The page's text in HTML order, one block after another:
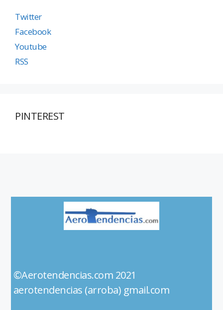
Twitter
Facebook
Youtube
RSS
PINTEREST
©Aerotendencias.com 2021
aerotendencias (arroba) gmail.com